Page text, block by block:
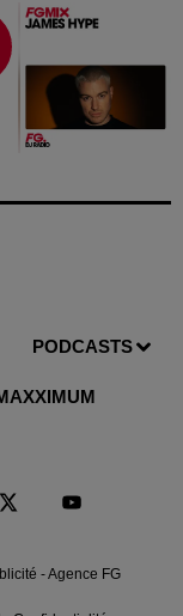
PODCASTS
- Agence FG